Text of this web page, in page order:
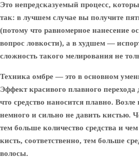
Это непредсказуемый процесс,
так: в лучшем случае вы получите
(потому что равномерное нанесение
вопрос ловкости), а в худшем —
сложность такого мелирования не
Техника омбре — это в основном
Эффект красивого плавного перехода
что средство наносится плавно.
немного и сильно не давить кистью.
тем больше количество средства и
кисть, соответственно, тем больше
волосы.